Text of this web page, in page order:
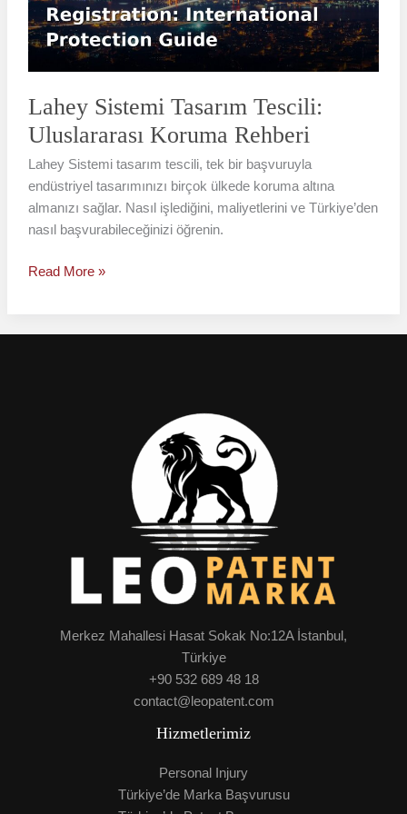
Lahey Sistemi Tasarım Tescili:
Uluslararası Koruma Rehberi
Lahey Sistemi tasarım tescili, tek bir başvuruyla
endüstriyel tasarımınızı birçok ülkede koruma altına
almanızı sağlar. Nasıl işlediğini, maliyetlerini ve Türkiye’den
nasıl başvurabileceğinizi öğrenin.
Koruma
Rehberi
Read More »
Merkez Mahallesi Hasat Sokak No:12A İstanbul,
Türkiye
+90 532 689 48 18
contact@leopatent.com
Hizmetlerimiz
Personal Injury
Türkiye’de Marka Başvurusu